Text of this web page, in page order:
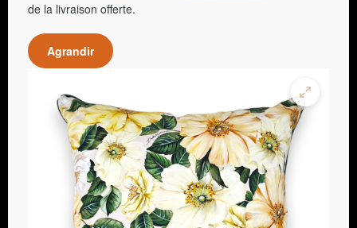
de la livraison offerte.
Agrandir